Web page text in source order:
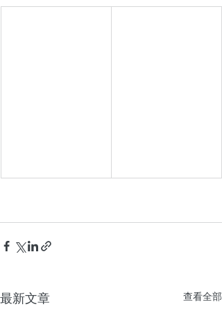
最新文章 查看全部